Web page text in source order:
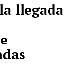
llegada